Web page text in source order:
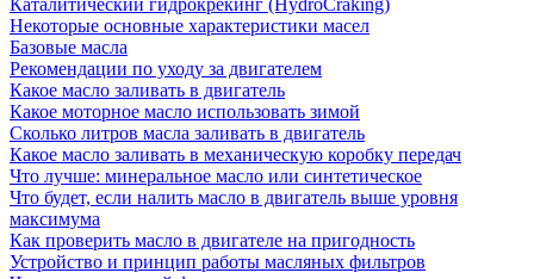
Каталитический гидрокрекинг (НydroСraking)
Некоторые основные характеристики масел
Базовые масла
Рекомендации по уходу за двигателем
Какое масло заливать в двигатель
Какое моторное масло использовать зимой
Сколько литров масла заливать в двигатель
Какое масло заливать в механическую коробку передач
Что лучше: минеральное масло или синтетическое
Что будет, если налить масло в двигатель выше уровня
максимума
Как проверить масло в двигателе на пригодность
Устройство и принцип работы масляных фильтров